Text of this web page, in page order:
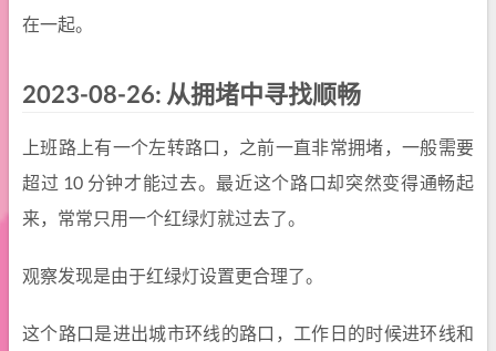
在一起。
2023-08-26: 从拥堵中寻找顺畅
上班路上有一个左转路口，之前一直非常拥堵，一般需要
超过 10 分钟才能过去。最近这个路口却突然变得通畅起
来，常常只用一个红绿灯就过去了。
观察发现是由于红绿灯设置更合理了。
这个路口是进出城市环线的路口，工作日的时候进环线和